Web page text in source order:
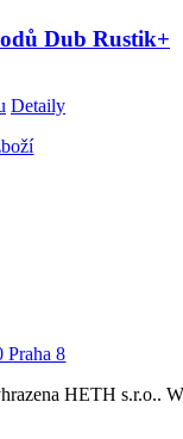
Dub Rustik+
Detaily
Praha 8
HETH s.r.o..